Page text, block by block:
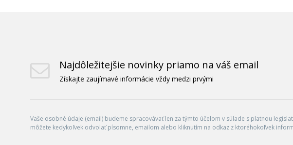
Najdôležitejšie novinky priamo na váš email
Získajte zaujímavé informácie vždy medzi prvými
Vaše osobné údaje (email) budeme spracovávať len za týmto účelom v súlade s platnou
môžete kedykoľvek odvolať písomne, emailom alebo kliknutím na odkaz z ktoréhokoľvek